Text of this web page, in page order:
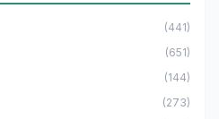
(441)
(651)
(144)
(273)